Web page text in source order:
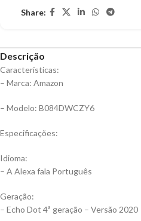
Share:
Descrição
Características:
– Marca: Amazon
– Modelo: B084DWCZY6
Especificações:
Idioma:
– A Alexa fala Português
Geração:
– Echo Dot 4ª geração – Versão 2020